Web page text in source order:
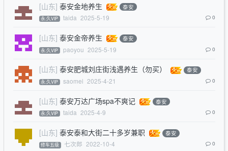
[山东] 泰安金地养生 泰安
永.久VIP taida 2025-5-19 0
[山东] 泰安金帝养生 泰安
永.久VIP paoyou 2025-5-19 0
[山东] 泰安肥城刘庄街浅遇养生（勿买） 泰安
永.久VIP saomei 2025-4-21 0
[山东] 泰安万达广场spa不爽记 泰安
永.久VIP taida 2025-4-9 0
[山东] 泰安泰和大街二十多岁兼职 泰安
修车五级 七次郎 2022-10-4 0